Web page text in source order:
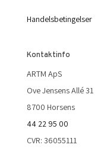
Handelsbetingelser
Kontaktinfo
ARTM ApS
Ove Jensens Allé 31
8700 Horsens
44 22 95 00
CVR: 36055111